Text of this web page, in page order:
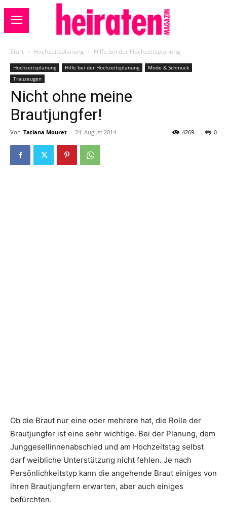
Start Hochzeitsplanung Hilfe bei der Hochzeitsplanung
Hochzeitsplanung Hilfe bei der Hochzeitsplanung
Mode & Schmuck
Trauzeugen
Nicht ohne meine
Brautjungfer!
Von Tatiana Mouret - 24. August 2014 0
4269
Ob die Braut nur eine oder mehrere hat, die Rolle der
Brautjungfer ist eine sehr wichtige. Bei der Planung, dem
Junggesellinnenabschied und am Hochzeitstag selbst
darf weibliche Unterstützung nicht fehlen. Je nach
Persönlichkeitstyp kann die angehende Braut einiges von
ihren Brautjungfern erwarten, aber auch einiges
befürchten.